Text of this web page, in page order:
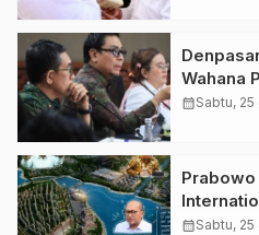
Wahana
Kreatif
calendar_monthSabtu,
calendar_monthSabtu,